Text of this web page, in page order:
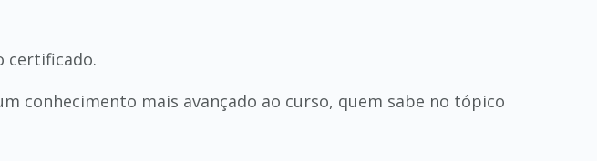
certificado.
conhecimento mais avançado ao curso, quem sabe no tópico